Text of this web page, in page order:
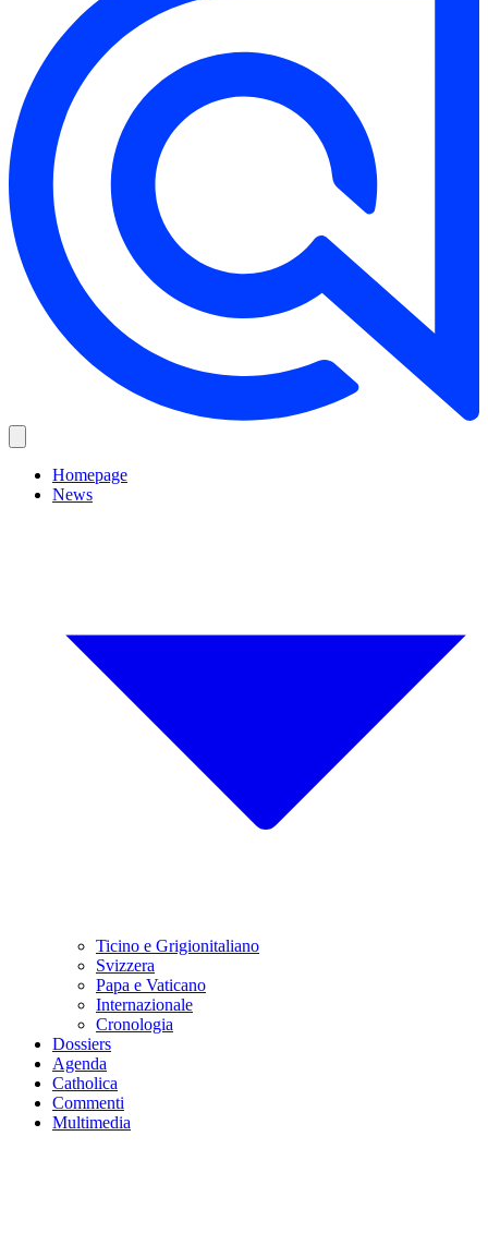
Homepage
News
Ticino e Grigionitaliano
Svizzera
Papa e Vaticano
Internazionale
Cronologia
Dossiers
Agenda
Catholica
Commenti
Multimedia